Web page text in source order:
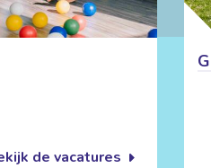
de vacatures